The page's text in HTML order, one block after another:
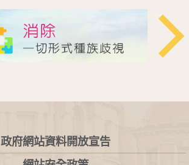
政府網站資料開放宣告